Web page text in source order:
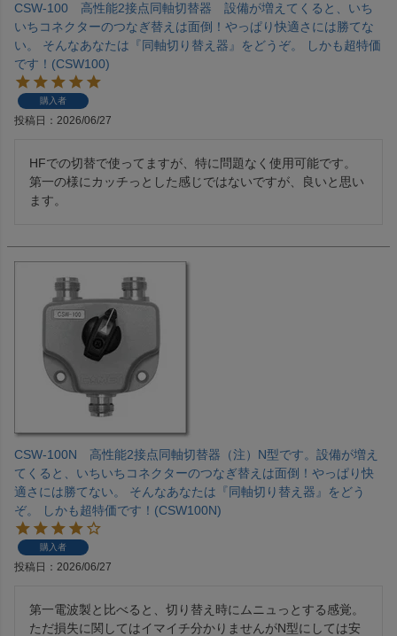
CSW-100 高性能2接点同軸切替器 設備が増えてくると、いち
いちコネクターのつなぎ替えは面倒！やっぱり快適さには勝てな
い。 そんなあなたは『同軸切り替え器』をどうぞ。 しかも超特価
です！(CSW100)
購入者
投稿日 2026/06/27
HFでの切替で使ってますが、特に問題なく使用可能です。
第一の様にカッチっとした感じではないですが、良いと思い
ます。
CSW-100N 高性能2接点同軸切替器（注）N型です。設備が増え
てくると、いちいちコネクターのつなぎ替えは面倒！やっぱり快
適さには勝てない。 そんなあなたは『同軸切り替え器』をどう
ぞ。 しかも超特価です！(CSW100N)
購入者
投稿日 2026/06/27
第一電波製と比べると、切り替え時にムニュっとする感覚。
ただ損失に関してはイマイチ分かりませんがN型にしては安